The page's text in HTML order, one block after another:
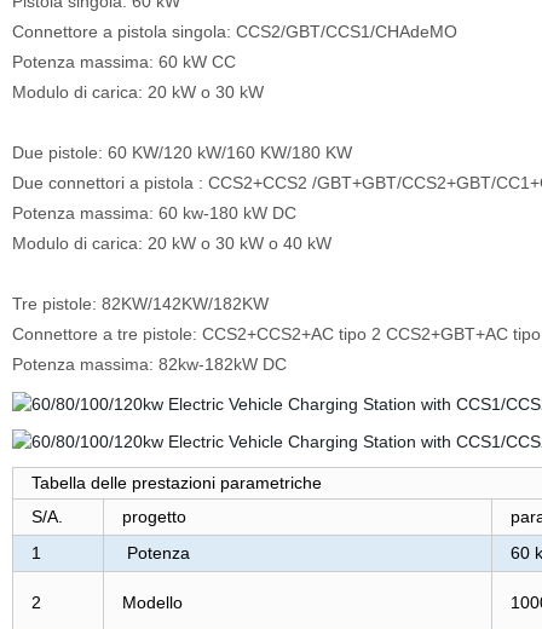
Connettore a pistola singola: CCS2/GBT/CCS1/CHAdeMO
Potenza massima: 60 kW CC
Modulo di carica: 20 kW o 30 kW
Due pistole: 60 KW/120 kW/160 KW/180 KW
Due connettori a pistola : CCS2+CCS2 /GBT+GBT/CCS2+GBT/
Potenza massima: 60 kw-180 kW DC
Modulo di carica: 20 kW o 30 kW o 40 kW
Tre pistole: 82KW/142KW/182KW
Connettore a tre pistole: CCS2+CCS2+AC tipo 2 CCS2+GBT+AC
Potenza massima: 82kw-182kW DC
Tabella delle prestazioni parametriche
S/A.
progetto
1
Potenza 60
2 Modello